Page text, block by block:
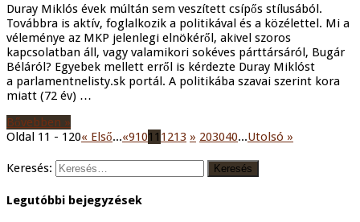
Duray Miklós évek múltán sem veszített csípős stílusából.
Továbbra is aktív, foglalkozik a politikával és a közélettel. Mi a
véleménye az MKP jelenlegi elnökéről, akivel szoros
kapcsolatban áll, vagy valamikori sokéves párttársáról, Bugár
Béláról? Egyebek mellett erről is kérdezte Duray Miklóst
a parlamentnelisty.sk portál. A politikába szavai szerint kora
miatt (72 év) …
Bővebben »
Oldal 11 - 120« Első...«91011 1213 » 203040...Utolsó »
Keresés:
Legutóbbi bejegyzések